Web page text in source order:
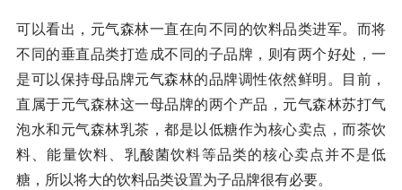
可以看出，元气森林一直在向不同的饮料品类进军。而将
不同的垂直品类打造成不同的子品牌，则有两个好处，一
是可以保持母品牌元气森林的品牌调性依然鲜明。目前，
直属于元气森林这一母品牌的两个产品，元气森林苏打气
泡水和元气森林乳茶，都是以低糖作为核心卖点，而茶饮
料、能量饮料、乳酸菌饮料等品类的核心卖点并不是低
糖，所以将大的饮料品类设置为子品牌很有必要。